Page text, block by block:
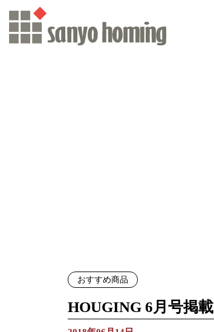
おすすめ商品
HOUGING 6月号掲載